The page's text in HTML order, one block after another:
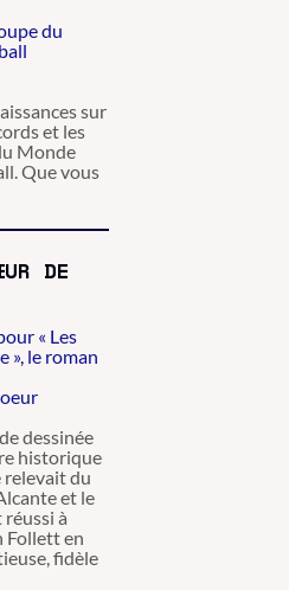
du
sur
et les
Monde
Que vous
DE
« Les
», le roman
dessinée
historique
relevait du
et le
à
Follett en
fidèle